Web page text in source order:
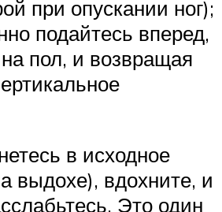
при опускании ног);
подайтесь вперед,
пол, и возвращая
в исходное
выдохе), вдохните, и
Это один